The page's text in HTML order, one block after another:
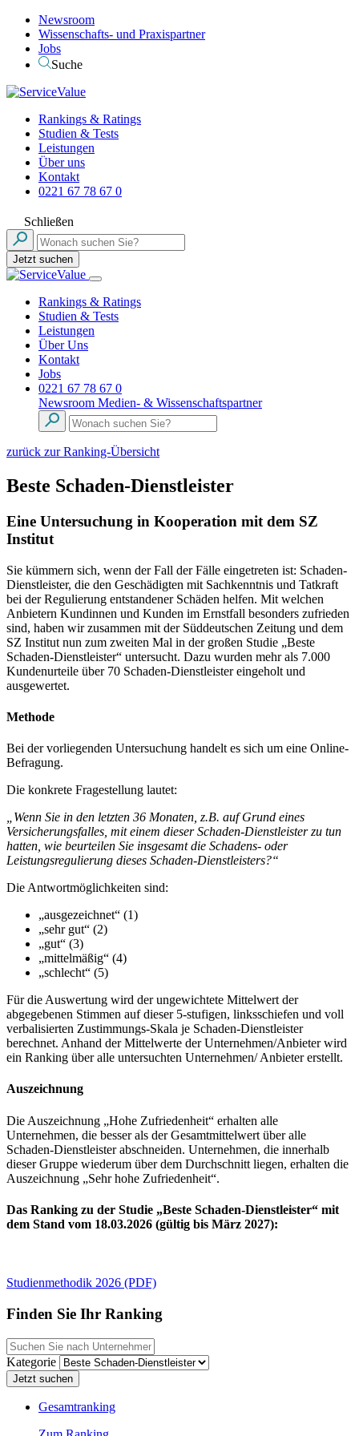
Newsroom
Wissenschafts- und Praxispartner
Jobs
Suche
Rankings & Ratings
Studien & Tests
Leistungen
Über uns
Kontakt
0221 67 78 67 0
Schließen
Jetzt suchen
Rankings & Ratings
Studien & Tests
Leistungen
Über Uns
Kontakt
Jobs
0221 67 78 67 0
Newsroom Medien- & Wissenschaftspartner
zurück zur Ranking-Übersicht
Beste Schaden-Dienstleister
Eine Untersuchung in Kooperation mit dem SZ
Institut
Sie kümmern sich, wenn der Fall der Fälle eingetreten ist: Schaden-
Dienstleister, die den Geschädigten mit Sachkenntnis und Tatkraft
bei der Regulierung entstandener Schäden helfen. Mit welchen
Anbietern Kundinnen und Kunden im Ernstfall besonders zufrieden
sind, haben wir zusammen mit der Süddeutschen Zeitung und dem
SZ Institut nun zum zweiten Mal in der großen Studie „Beste
Schaden-Dienstleister“ untersucht. Dazu wurden mehr als 7.000
Kundenurteile über 70 Schaden-Dienstleister eingeholt und
ausgewertet.
Methode
Bei der vorliegenden Untersuchung handelt es sich um eine Online-
Befragung.
Die konkrete Fragestellung lautet:
„Wenn Sie in den letzten 36 Monaten, z.B. auf Grund eines
Versicherungsfalles, mit einem dieser Schaden-Dienstleister zu tun
hatten, wie beurteilen Sie insgesamt die Schadens- oder
Leistungsregulierung dieses Schaden-Dienstleisters?“
Die Antwortmöglichkeiten sind:
„ausgezeichnet“ (1)
„sehr gut“ (2)
„gut“ (3)
„mittelmäßig“ (4)
„schlecht“ (5)
Für die Auswertung wird der ungewichtete Mittelwert der
abgegebenen Stimmen auf dieser 5-stufigen, linksschiefen und voll
verbalisierten Zustimmungs-Skala je Schaden-Dienstleister
berechnet. Anhand der Mittelwerte der Unternehmen/Anbieter wird
ein Ranking über alle untersuchten Unternehmen/ Anbieter erstellt.
Auszeichnung
Die Auszeichnung „Hohe Zufriedenheit“ erhalten alle
Unternehmen, die besser als der Gesamtmittelwert über alle
Schaden-Dienstleister abschneiden. Unternehmen, die innerhalb
dieser Gruppe wiederum über dem Durchschnitt liegen, erhalten die
Auszeichnung „Sehr hohe Zufriedenheit“.
Das Ranking zu der Studie „Beste Schaden-Dienstleister“ mit
dem Stand vom 18.03.2026 (gültig bis März 2027):
Studienmethodik 2026 (PDF)
Finden Sie Ihr Ranking
Kategorie
Gesamtranking